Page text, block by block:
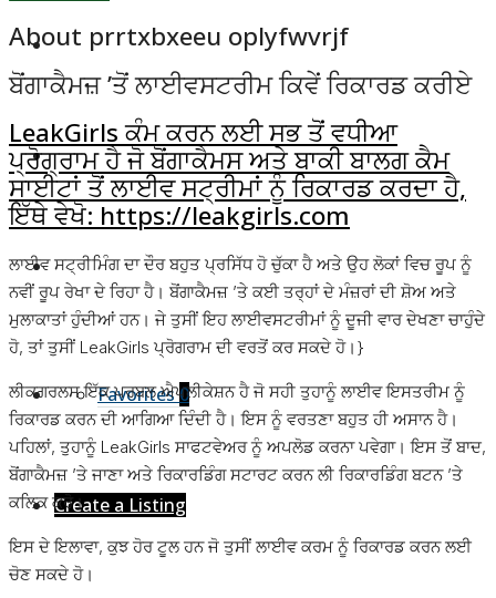
Blog
About Us
Contact
Favorites0
Create a Listing
About prrtxbxeeu oplyfwvrjf
ਬੋਂਗਾਕੈਮਜ਼ ’ਤੋਂ ਲਾਈਵਸਟਰੀਮ ਕਿਵੇਂ ਰਿਕਾਰਡ ਕਰੀਏ
LeakGirls ਕੰਮ ਕਰਨ ਲਈ ਸਭ ਤੋਂ ਵਧੀਆ
ਪ੍ਰੋਗ੍ਰਾਮ ਹੈ ਜੋ ਬੋਂਗਾਕੈਮਸ ਅਤੇ ਬਾਕੀ ਬਾਲਗ ਕੈਮ
ਸਾਈਟਾਂ ਤੋਂ ਲਾਈਵ ਸਟ੍ਰੀਮਾਂ ਨੂੰ ਰਿਕਾਰਡ ਕਰਦਾ ਹੈ,
ਇੱਥੇ ਵੇਖੋ: https://leakgirls.com
ਲਾਈਵ ਸਟ੍ਰੀਮਿੰਗ ਦਾ ਦੌਰ ਬਹੁਤ ਪ੍ਰਸਿੱਧ ਹੋ ਚੁੱਕਾ ਹੈ ਅਤੇ ਉਹ ਲੋਕਾਂ ਵਿਚ ਰੂਪ ਨੂੰ
ਨਵੀਂ ਰੂਪ ਰੇਖਾ ਦੇ ਰਿਹਾ ਹੈ। ਬੋਂਗਾਕੈਮਜ਼ ’ਤੇ ਕਈ ਤਰ੍ਹਾਂ ਦੇ ਮੰਜ਼ਰਾਂ ਦੀ ਸ਼ੋਅ ਅਤੇ
ਮੁਲਾਕਾਤਾਂ ਹੁੰਦੀਆਂ ਹਨ। ਜੇ ਤੁਸੀਂ ਇਹ ਲਾਈਵਸਟਰੀਮਾਂ ਨੂੰ ਦੂਜੀ ਵਾਰ ਦੇਖਣਾ ਚਾਹੁੰਦੇ
ਹੋ, ਤਾਂ ਤੁਸੀਂ LeakGirls ਪ੍ਰੋਗਰਾਮ ਦੀ ਵਰਤੋਂ ਕਰ ਸਕਦੇ ਹੋ।}
ਲੀਕਗਰਲਸ ਇੱਕ ਪਰਬਲ ਐਪਲੀਕੇਸ਼ਨ ਹੈ ਜੋ ਸਹੀ ਤੁਹਾਨੂੰ ਲਾਈਵ ਇਸਤਰੀਮ ਨੂੰ
ਰਿਕਾਰਡ ਕਰਨ ਦੀ ਆਗਿਆ ਦਿੰਦੀ ਹੈ। ਇਸ ਨੂੰ ਵਰਤਣਾ ਬਹੁਤ ਹੀ ਅਸਾਨ ਹੈ।
ਪਹਿਲਾਂ, ਤੁਹਾਨੂੰ LeakGirls ਸਾਫਟਵੇਅਰ ਨੂੰ ਅਪਲੋਡ ਕਰਨਾ ਪਵੇਗਾ। ਇਸ ਤੋਂ ਬਾਦ,
ਬੋਂਗਾਕੈਮਜ਼ ’ਤੇ ਜਾਣਾ ਅਤੇ ਰਿਕਾਰਡਿੰਗ ਸਟਾਰਟ ਕਰਨ ਲੀ ਰਿਕਾਰਡਿੰਗ ਬਟਨ ’ਤੇ
ਕਲਿਕ ਕਰੋ।
ਇਸ ਦੇ ਇਲਾਵਾ, ਕੁਝ ਹੋਰ ਟੂਲ ਹਨ ਜੋ ਤੁਸੀਂ ਲਾਈਵ ਕਰਮ ਨੂੰ ਰਿਕਾਰਡ ਕਰਨ ਲਈ
ਚੋਣ ਸਕਦੇ ਹੋ।